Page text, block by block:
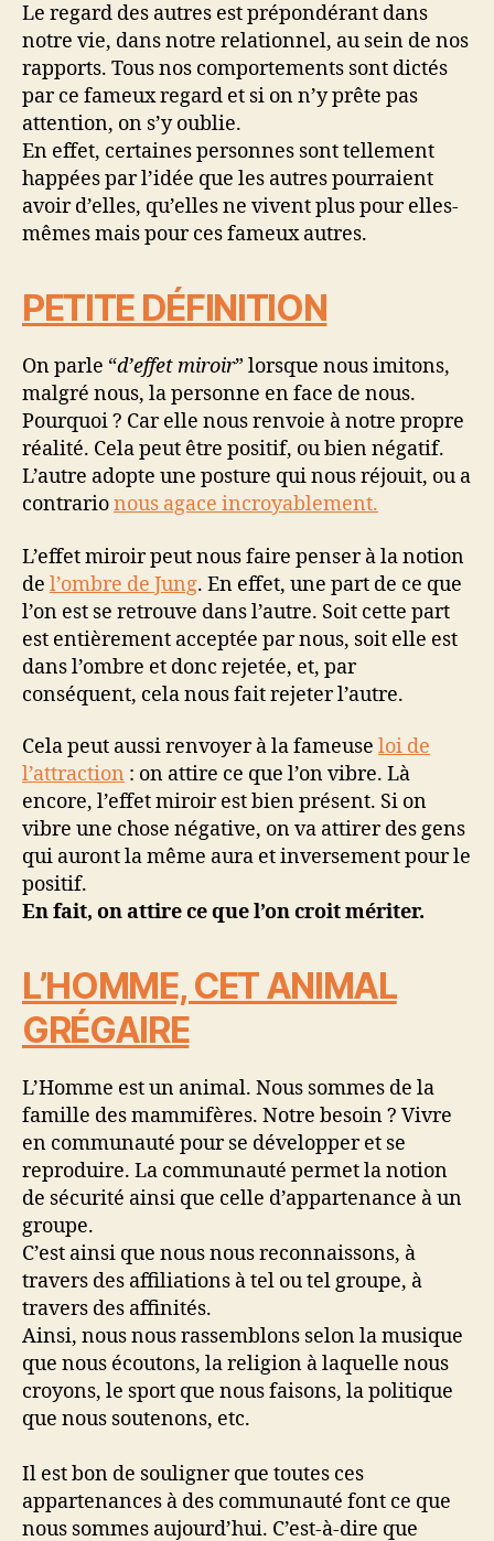
Le regard des autres est prépondérant dans
notre vie, dans notre relationnel, au sein de nos
rapports. Tous nos comportements sont dictés
par ce fameux regard et si on n’y prête pas
attention, on s’y oublie.
En effet, certaines personnes sont tellement
happées par l’idée que les autres pourraient
avoir d’elles, qu’elles ne vivent plus pour elles-
mêmes mais pour ces fameux autres.
PETITE DÉFINITION
On parle “d’effet miroir” lorsque nous imitons,
malgré nous, la personne en face de nous.
Pourquoi ? Car elle nous renvoie à notre propre
réalité. Cela peut être positif, ou bien négatif.
L’autre adopte une posture qui nous réjouit, ou a
contrarionous agace incroyablement.
L’effet miroir peut nous faire penser à la notion
de l’ombre de Jung. En effet, une part de ce que
l’on est se retrouve dans l’autre. Soit cette part
est entièrement acceptée par nous, soit elle est
dans l’ombre et donc rejetée, et, par
conséquent, cela nous fait rejeter l’autre.
Cela peut aussi renvoyer à la fameuse loi de
l’attraction : on attire ce que l’on vibre. Là
encore, l’effet miroir est bien présent. Si on
vibre une chose négative, on va attirer des gens
qui auront la même aura et inversement pour le
positif.
En fait, on attire ce que l’on croit mériter.
L’HOMME, CET ANIMAL
GRÉGAIRE
L’Homme est un animal. Nous sommes de la
famille des mammifères. Notre besoin ? Vivre
en communauté pour se développer et se
reproduire. La communauté permet la notion
de sécurité ainsi que celle d’appartenance à un
groupe.
C’est ainsi que nous nous reconnaissons, à
travers des affiliations à tel ou tel groupe, à
travers des affinités.
Ainsi, nous nous rassemblons selon la musique
que nous écoutons, la religion à laquelle nous
croyons, le sport que nous faisons, la politique
que nous soutenons, etc.
Il est bon de souligner que toutes ces
appartenances à des communauté font ce que
nous sommes aujourd’hui. C’est-à-dire que